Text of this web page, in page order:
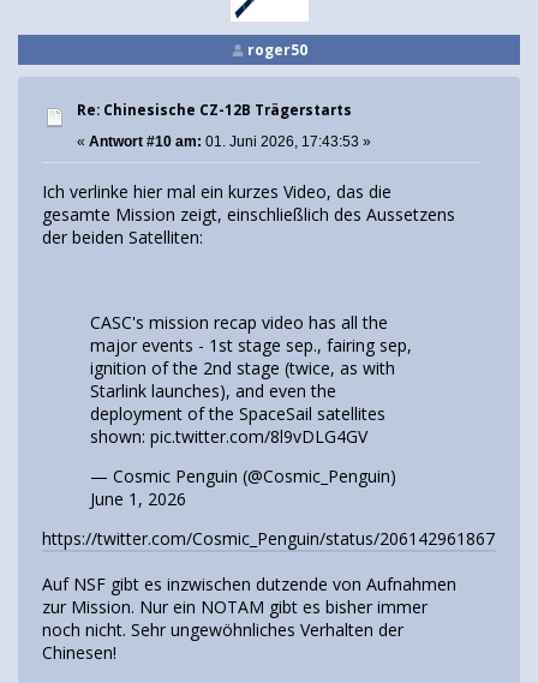
roger50
Re: Chinesische CZ-12B Trägerstarts
« Antwort #10 am: 01. Juni 2026, 17:43:53 »
Ich verlinke hier mal ein kurzes Video, das die
gesamte Mission zeigt, einschließlich des Aussetzens
der beiden Satelliten:
CASC's mission recap video has all the
major events - 1st stage sep., fairing sep,
ignition of the 2nd stage (twice, as with
Starlink launches), and even the
deployment of the SpaceSail satellites
shown: pic.twitter.com/8l9vDLG4GV
— Cosmic Penguin (@Cosmic_Penguin)
June 1, 2026
https://twitter.com/Cosmic_Penguin/status/
Auf NSF gibt es inzwischen dutzende von Aufnahmen
zur Mission. Nur ein NOTAM gibt es bisher immer
noch nicht. Sehr ungewöhnliches Verhalten der
Chinesen!